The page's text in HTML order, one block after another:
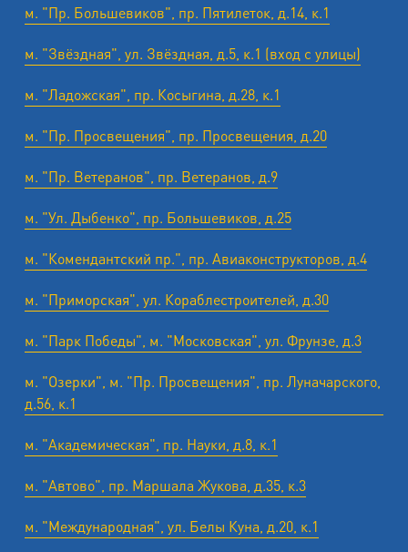
м. "Пр. Большевиков", пр. Пятилеток, д.14, к.1
м. "Звёздная", ул. Звёздная, д.5, к.1 (вход с улицы)
м. "Ладожская", пр. Косыгина, д.28, к.1
м. "Пр. Просвещения", пр. Просвещения, д.20
м. "Пр. Ветеранов", пр. Ветеранов, д.9
м. "Ул. Дыбенко", пр. Большевиков, д.25
м. "Комендантский пр.", пр. Авиаконструкторов, д.4
м. "Приморская", ул. Кораблестроителей, д.30
м. "Парк Победы", м. "Московская", ул. Фрунзе, д.3
м. "Озерки", м. "Пр. Просвещения", пр. Луначарского,
д.56, к.1
м. "Академическая", пр. Науки, д.8, к.1
м. "Автово", пр. Маршала Жукова, д.35, к.3
м. "Международная", ул. Белы Куна, д.20, к.1